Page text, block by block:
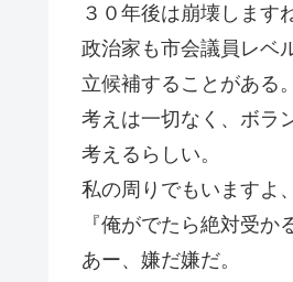
３０年後は崩壊します
政治家も市会議員レベ
立候補することがある
考えは一切なく、ボラ
考えるらしい。
私の周りでもいますよ
『俺がでたら絶対受か
あー、嫌だ嫌だ。